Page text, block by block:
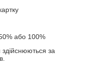
або 100%
за